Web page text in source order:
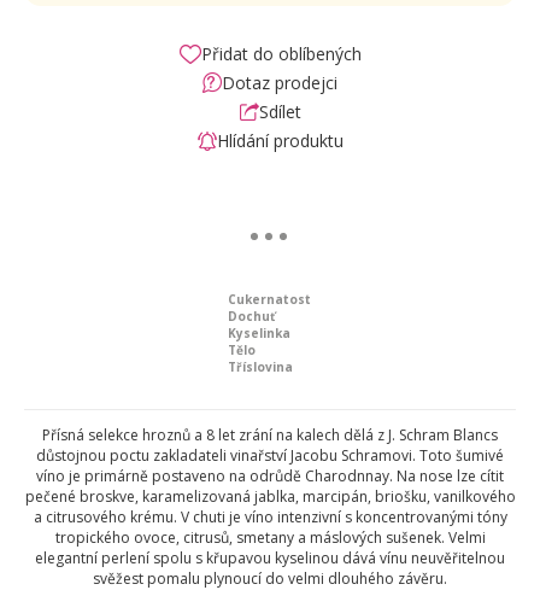
Přidat do oblíbených
Dotaz prodejci
Sdílet
Hlídání produktu
Cukernatost
Dochuť
Kyselinka
Tělo
Tříslovina
Přísná selekce hroznů a 8 let zrání na kalech dělá z J. Schram Blancs
důstojnou poctu zakladateli vinařství Jacobu Schramovi. Toto šumivé
víno je primárně postaveno na odrůdě Charodnnay. Na nose lze cítit
pečené broskve, karamelizovaná jablka, marcipán, briošku, vanilkového
a citrusového krému. V chuti je víno intenzivní s koncentrovanými tóny
tropického ovoce, citrusů, smetany a máslových sušenek. Velmi
elegantní perlení spolu s křupavou kyselinou dává vínu neuvěřitelnou
svěžest pomalu plynoucí do velmi dlouhého závěru.